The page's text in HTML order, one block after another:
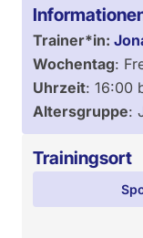
Trainer*in:
Wochentag:
Uhrzeit: 16:00
Altersgruppe:
Trainingsort